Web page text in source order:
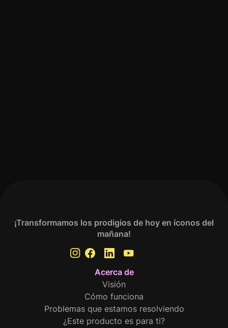
¡Transformamos los prodigios de hoy en íconos del
mañana!
Acerca de
Visión
Cómo funciona
Problemas que estamos resolviendo
¿Este producto es para ti?